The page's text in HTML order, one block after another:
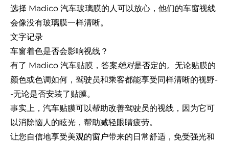
选择 Madico 汽车玻璃膜的人可以放心，他们的车窗视线
会像没有玻璃膜一样清晰。
文字记录
车窗着色是否会影响视线？
有了 Madico 汽车贴膜，答案绝对是否定的。 无论贴膜的
颜色或色调如何，驾驶员和乘客都能享受同样清晰的视野-
-无论是否安装了贴膜。
事实上，汽车贴膜可以帮助改善驾驶员的视线，因为它可
以消除恼人的眩光，帮助减轻眼睛疲劳。
让您自信地享受美观的窗户带来的日常舒适，免受强光和